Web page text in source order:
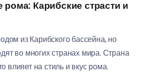
Карибские страсти и
из Карибского бассейна, но
во многих странах мира. Страна
влияет на стиль и вкус рома.